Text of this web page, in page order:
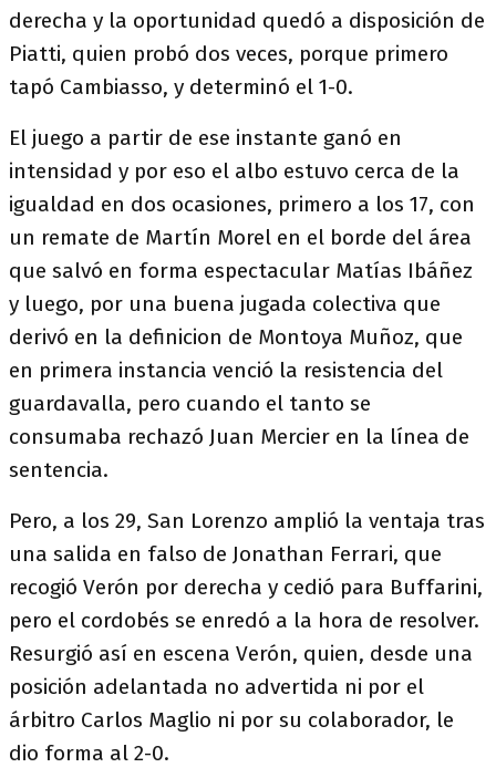
derecha y la oportunidad quedó a disposición de
Piatti, quien probó dos veces, porque primero
tapó Cambiasso, y determinó el 1-0.
El juego a partir de ese instante ganó en
intensidad y por eso el albo estuvo cerca de la
igualdad en dos ocasiones, primero a los 17, con
un remate de Martín Morel en el borde del área
que salvó en forma espectacular Matías Ibáñez
y luego, por una buena jugada colectiva que
derivó en la definicion de Montoya Muñoz, que
en primera instancia venció la resistencia del
guardavalla, pero cuando el tanto se
consumaba rechazó Juan Mercier en la línea de
sentencia.
Pero, a los 29, San Lorenzo amplió la ventaja tras
una salida en falso de Jonathan Ferrari, que
recogió Verón por derecha y cedió para Buffarini,
pero el cordobés se enredó a la hora de resolver.
Resurgió así en escena Verón, quien, desde una
posición adelantada no advertida ni por el
árbitro Carlos Maglio ni por su colaborador, le
dio forma al 2-0.